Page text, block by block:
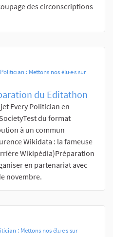
des circonscriptions
: Mettons nos élu‧e‧s sur
du Editathon
Every Politician en
du format
à un commun
Wikidata : la fameuse
Wikipédia)Préparation
en partenariat avec
novembre.
: Mettons nos élu‧e‧s sur